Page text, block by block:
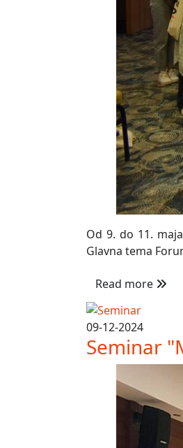
Od 9. do 11.
Glavna tema
Read more
09-12-2024
Seminar